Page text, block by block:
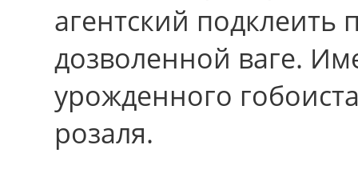
агентский подклеить
дозволенной ваге.
урожденного
розаля.